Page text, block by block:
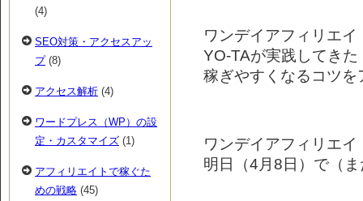
ワンデイアフィリエイ
YO-TAが実践してき
稼ぎやすくなるコツ
ワンデイアフィリエイ
明日（4月8日）で（
(4)
SEO対策・アクセスアッ
プ(8)
アクセス解析 (4)
ワードプレス（WP）の設
定・カスタマイズ (1)
アフィリエイトで稼ぐた
めの戦略 (45)